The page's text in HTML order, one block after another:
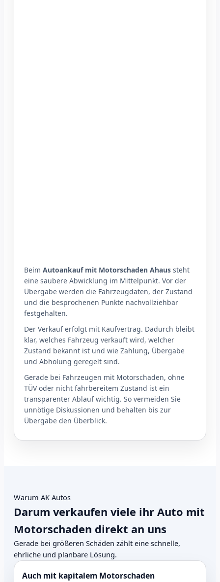
Beim Autoankauf mit Motorschaden Ahaus steht
eine saubere Abwicklung im Mittelpunkt. Vor der
Übergabe werden die Fahrzeugdaten, der Zustand
und die besprochenen Punkte nachvollziehbar
festgehalten.
Der Verkauf erfolgt mit Kaufvertrag. Dadurch bleibt
klar, welches Fahrzeug verkauft wird, welcher
Zustand bekannt ist und wie Zahlung, Übergabe
und Abholung geregelt sind.
Gerade bei Fahrzeugen mit Motorschaden, ohne
TÜV oder nicht fahrbereitem Zustand ist ein
transparenter Ablauf wichtig. So vermeiden Sie
unnötige Diskussionen und behalten bis zur
Übergabe den Überblick.
Warum AK Autos
Darum verkaufen viele ihr Auto mit
Motorschaden direkt an uns
Gerade bei größeren Schäden zählt eine schnelle,
ehrliche und planbare Lösung.
Auch mit kapitalem Motorschaden